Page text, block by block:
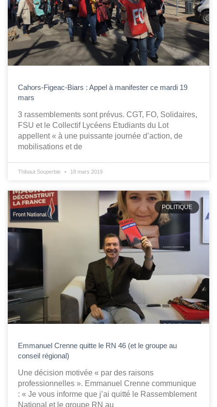
Cahors-Figeac-Biars : Appel à manifester ce mardi 19
mars
3 rassemblements sont prévus. CGT, FO, Solidaires,
FSU et le Collectif Lycéens Etudiants du Lot
appellent « à une puissante journée d’action, de
mobilisations et de
Thibaut Souperbie 18 mars 2019
POLITIQUE
Emmanuel Crenne quitte le RN 46 (et le groupe au
conseil régional)
Une décision motivée « par des raisons
professionnelles ». Emmanuel Crenne communique
: « Je vous informe que j’ai quitté le Rassemblement
National et le groupe RN au